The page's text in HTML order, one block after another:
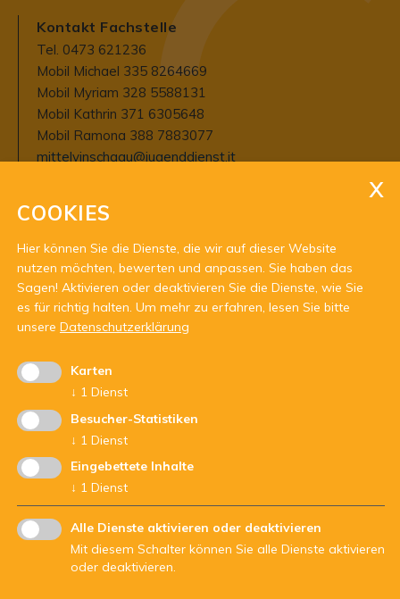
Kontakt Fachstelle
Tel. 0473 621236
Mobil Michael 335 8264669
Mobil Myriam 328 5588131
Mobil Kathrin 371 6305648
Mobil Ramona 388 7883077
mittelvinschgau@jugenddienst.it
Dienstag bis Freitag von 9 - 12 Uhr
und nach Vereinbarung jederzeit außer
montags
Mit Unterstützung von:
COOKIES
Hier können Sie die Dienste, die wir auf dieser Website
nutzen möchten, bewerten und anpassen. Sie haben das
Sagen! Aktivieren oder deaktivieren Sie die Dienste, wie Sie
es für richtig halten. Um mehr zu erfahren, lesen Sie bitte
unsere Datenschutzerklärung
Karten
↓ 1 Dienst
Besucher-Statistiken
↓ 1 Dienst
Eingebettete Inhalte
↓ 1 Dienst
Alle Dienste aktivieren oder deaktivieren
Mit diesem Schalter können Sie alle Dienste aktivieren
oder deaktivieren.